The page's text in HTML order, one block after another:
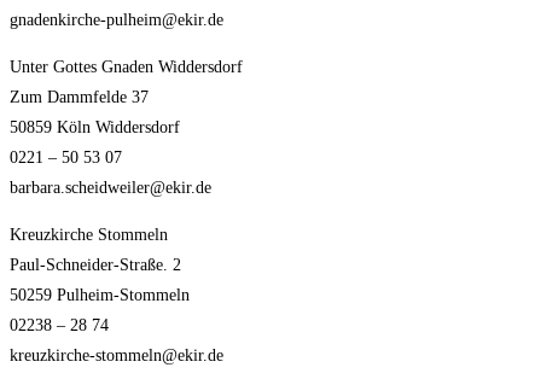
gnadenkirche-pulheim@ekir.de
Unter Gottes Gnaden Widdersdorf
Zum Dammfelde 37
50859 Köln Widdersdorf
0221 – 50 53 07
barbara.scheidweiler@ekir.de
Kreuzkirche Stommeln
Paul-Schneider-Straße. 2
50259 Pulheim-Stommeln
02238 – 28 74
kreuzkirche-stommeln@ekir.de